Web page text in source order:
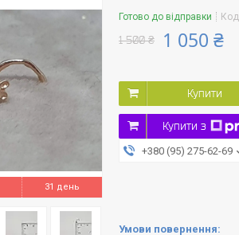
31 день
Готово до відправки
1 500 ₴ 1 050 ₴
Купити
Купити з
+380 (95) 275-62-69